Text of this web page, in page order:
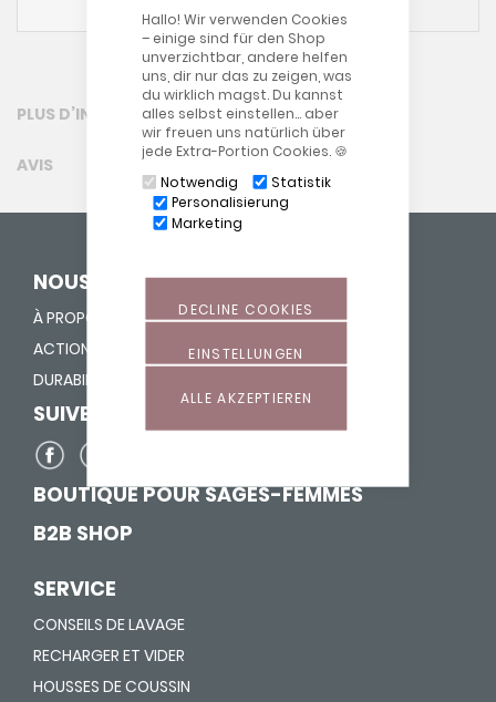
Hallo! Wir verwenden Cookies
– einige sind für den Shop
unverzichtbar, andere helfen
uns, dir nur das zu zeigen, was
du wirklich magst. Du kannst
alles selbst einstellen… aber
wir freuen uns natürlich über
jede Extra-Portion Cookies. 🍪
Notwendig
Statistik
Personalisierung
Marketing
ALLE AKZEPTIEREN
EINSTELLUNGEN
DECLINE COOKIES
PLUS D’INFORMATION
AVIS
NOUS DONNONS UNE VIE
À PROPOS DE NOUS
ACTION "FOURRER NEZ"
DURABILITÉ
SUIVEZ-NOUS SUR
BOUTIQUE POUR SAGES-FEMMES
B2B SHOP
SERVICE
CONSEILS DE LAVAGE
RECHARGER ET VIDER
HOUSSES DE COUSSIN